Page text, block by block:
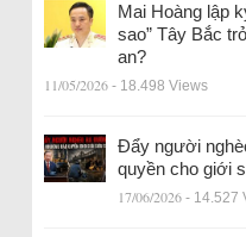
Mai Hoàng lập
sao” Tây Bắc
an?
11/05/2026 - 18.498 Views
Đẩy người
quyền cho giới
17/06/2026 - 14.527